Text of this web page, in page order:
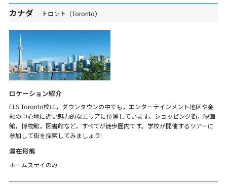
カナダ トロント（Toronto）
ロケーション紹介
ELS Toronto校は，ダウンタウンの中でも，エンターテインメント地区や金
融の中心地に近い魅力的なエリアに位置しています。ショッピング街，映画
館，博物館，図書館など，すべてが徒歩圏内です。学校が開催するツアーに
参加して街を探索してみましょう!
滞在形態
ホームステイのみ